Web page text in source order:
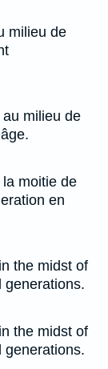
milieu de
milieu de
moitie de
en
the midst of
generations.
the midst of
generations.